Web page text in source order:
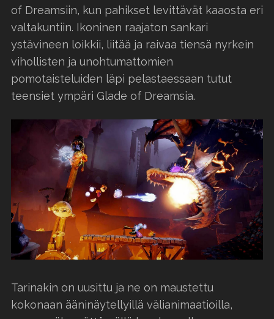
of Dreamsiin, kun pahikset levittävät kaaosta eri
valtakuntiin. Ikoninen raajaton sankari
ystävineen loikkii, liitää ja raivaa tiensä nyrkein
vihollisten ja unohtumattomien
pomotaisteluiden läpi pelastaessaan tutut
teensiet ympäri Glade of Dreamsia.
Tarinakin on uusittu ja ne on maustettu
kokonaan ääninäytellyillä välianimaatioilla,